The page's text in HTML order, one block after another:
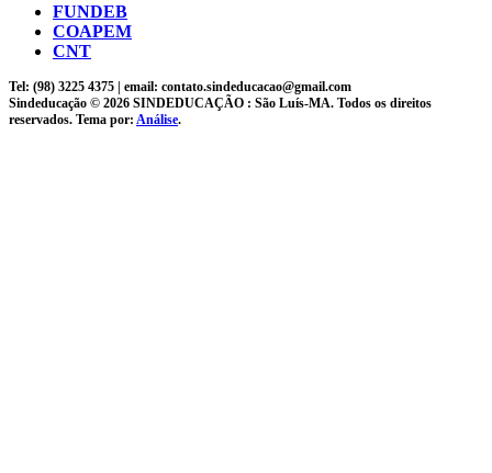
FUNDEB
COAPEM
CNT
Tel: (98) 3225 4375 | email: contato.sindeducacao@gmail.com
Sindeducação © 2026 SINDEDUCAÇÃO : São Luís-MA. Todos os direitos
reservados. Tema por: Análise.